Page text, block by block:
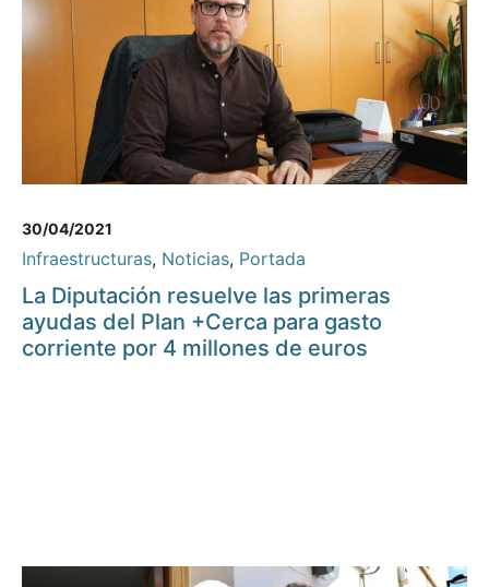
30/04/2021
Infraestructuras, Noticias, Portada
La Diputación resuelve las primeras
ayudas del Plan +Cerca para gasto
corriente por 4 millones de euros